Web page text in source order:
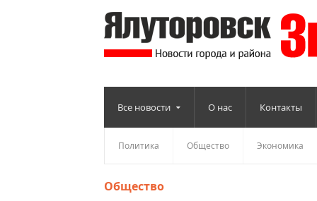
Все новости О нас Контакты
Политика Общество Экономика
Общество